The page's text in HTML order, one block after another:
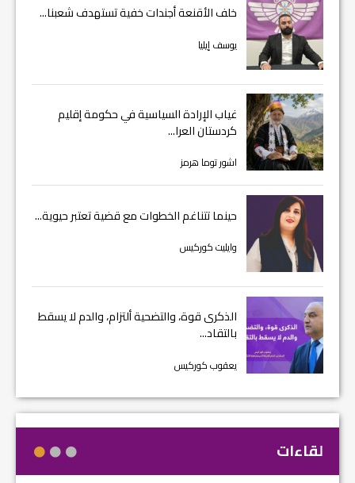
خلف الأقنعة أجندات خفية تستهدف شعبنا...
يوسف إيليا
غياب الإرادة السياسية في حكومة إقليم
كردستان العرا...
اشور توما هرمز
حينما تتناغم الخطوات مع قضية تعتبر حيوية...
وايليت كوركيس
الذكرى قوة، والتضحية ألتزام، والدم لا يسقط
بالتقاد...
يعقوب كوركيس
لقاءات